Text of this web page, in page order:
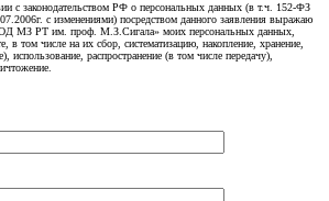
с законодательством РФ о персональных данных (в т.ч. 152-ФЗ
с изменениями) посредством данного заявления выражаю
МЗ РТ им. проф. М.З.Сигала» моих персональных данных,
в том числе на их сбор, систематизацию, накопление, хранение,
использование, распространение (в том числе передачу),